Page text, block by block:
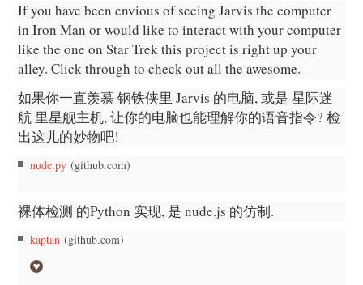
If you have been envious of seeing Jarvis the computer
in Iron Man or would like to interact with your computer
like the one on Star Trek this project is right up your
alley. Click through to check out all the awesome.
如果你一直羡慕 钢铁侠里 Jarvis 的电脑, 或是 星际迷
航 里星舰主机, 让你的电脑也能理解你的语音指令? 检
出这儿的妙物吧!
nude.py (github.com)
裸体检测 的Python 实现, 是 nude.js 的仿制.
kaptan (github.com)